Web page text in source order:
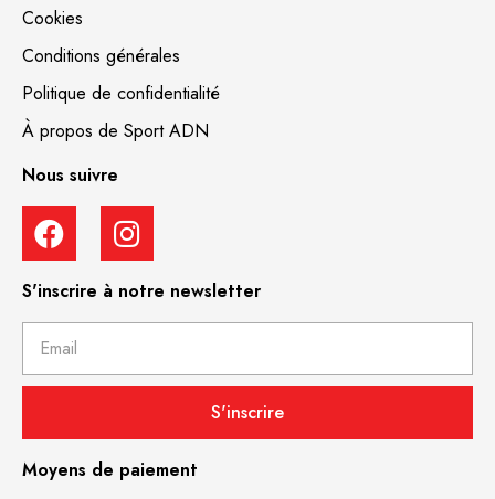
Cookies
Conditions générales
Politique de confidentialité
À propos de Sport ADN
Nous suivre
S'inscrire à notre newsletter
S'inscrire
Moyens de paiement